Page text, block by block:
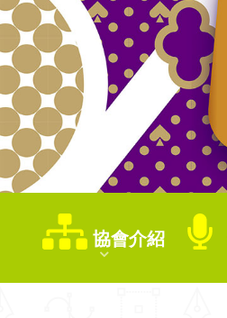
協會介紹